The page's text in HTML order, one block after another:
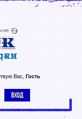
Вас Гость
ВХОД